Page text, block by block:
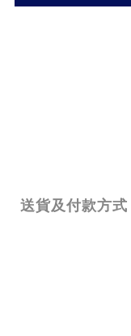
送貨及付款方式